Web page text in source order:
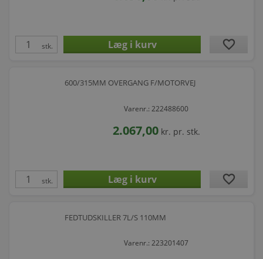
stk. favorite
600/315MM OVERGANG F/MOTORVEJ
Varenr.: 222488600
2.067,00 kr. pr. stk.
stk. favorite
FEDTUDSKILLER 7L/S 110MM
Varenr.: 223201407